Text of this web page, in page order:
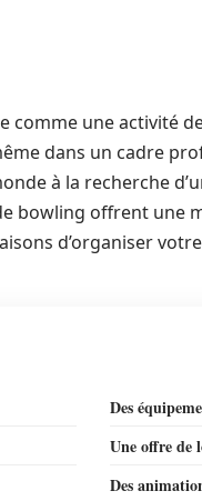
comme une activité
dans un cadre
à la recherche
bowling offrent une
d’organiser
Des
Une offre de
Des